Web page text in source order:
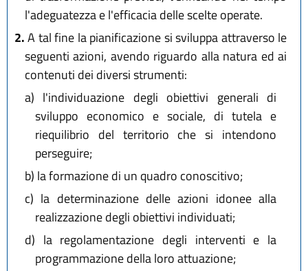
l'adeguatezza e l'efficacia delle scelte operate.
2.A tal fine la pianificazione si sviluppa attraverso le
seguenti azioni, avendo riguardo alla natura ed ai
contenuti dei diversi strumenti:
a) l'individuazione degli obiettivi generali di
sviluppo economico e sociale, di tutela e
riequilibrio del territorio che si intendono
perseguire;
b) la formazione di un quadro conoscitivo;
c) la determinazione delle azioni idonee alla
realizzazione degli obiettivi individuati;
d) la regolamentazione degli interventi e la
programmazione della loro attuazione;